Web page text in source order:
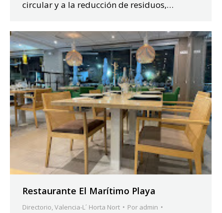
circular y a la reducción de residuos,…
Restaurante El Marítimo Playa
Directorio,Valencia-L´ Horta Nort Por admin